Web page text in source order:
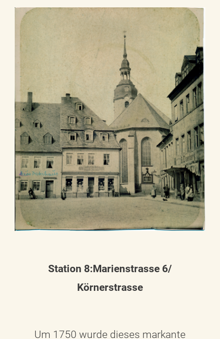
Station 8:Marienstrasse 6/
Körnerstrasse
Um 1750 wurde dieses markante